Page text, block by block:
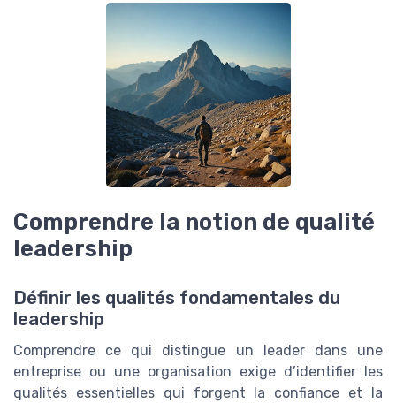
Comprendre la notion de qualité
leadership
Définir les qualités fondamentales du
leadership
Comprendre ce qui distingue un leader dans une
entreprise ou une organisation exige d’identifier les
qualités essentielles qui forgent la confiance et la